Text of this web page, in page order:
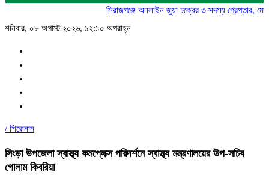
সিরাজগঞ্জে অনলাইন জুয়া চক্রের ৩ সদস্য গ্রেপ্তার,
শনিবার, ০৮ অগাস্ট ২০২৬, ১২:১০ অপরাহ্ন
/ শিরোনাম
সিংড়া উপজেলা স্বাস্থ্য কমপ্লেক্স পরিদর্শনে স্বাস্থ্য মন্ত্রণালয়ের উপ-সচিব
গোলাম কিবরিয়া